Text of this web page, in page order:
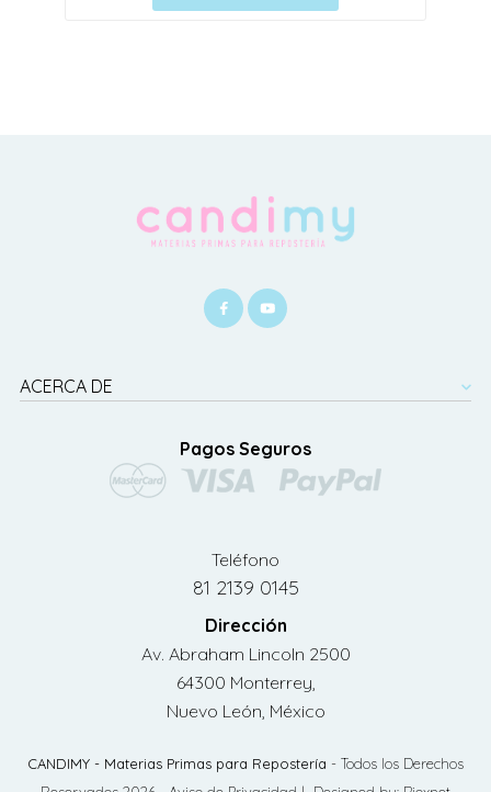
ACERCA DE
Pagos Seguros
Teléfono
81 2139 0145
Dirección
Av. Abraham Lincoln 2500
64300 Monterrey,
Nuevo León, México
CANDIMY - Materias Primas para Repostería - Todos los Derechos